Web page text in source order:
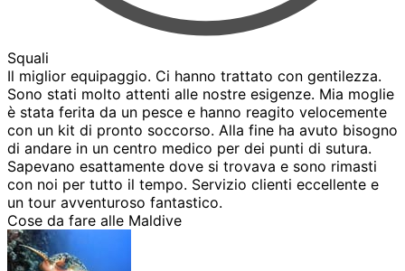
Squali
Il miglior equipaggio. Ci hanno trattato con gentilezza.
Sono stati molto attenti alle nostre esigenze. Mia moglie
è stata ferita da un pesce e hanno reagito velocemente
con un kit di pronto soccorso. Alla fine ha avuto bisogno
di andare in un centro medico per dei punti di sutura.
Sapevano esattamente dove si trovava e sono rimasti
con noi per tutto il tempo. Servizio clienti eccellente e
un tour avventuroso fantastico.
Cose da fare alle Maldive